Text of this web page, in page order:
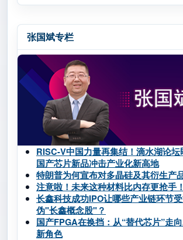
张国斌专栏
RISC-V中国力量再集结！滴水湖论
国产芯片新品冲击产业化新高地
特朗普为何宣布对多晶硅及其衍生产
注意啦！未来这种材料比内存更抢手！
长鑫科技成功IPO让哪些产业链环节
伪"长鑫概念股"？
国产FPGA在换挡：从“替代芯片”走
新角色